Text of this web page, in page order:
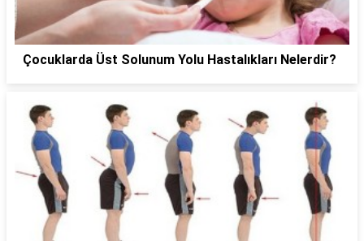
Çocuklarda Üst Solunum Yolu Hastalıkları Nelerdir?